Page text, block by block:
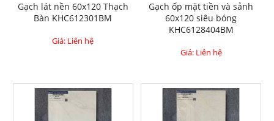
Gạch lát nền 60x120 Thạch
Bàn KHC612301BM
Giá: Liên hệ
Gạch ốp mặt tiền và sảnh
60x120 siêu bóng
KHC6128404BM
Giá: Liên hệ